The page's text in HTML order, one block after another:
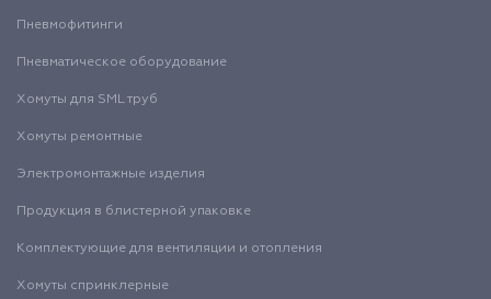
Пневмофитинги
Пневматическое оборудование
Хомуты для SML труб
Хомуты ремонтные
Электромонтажные изделия
Продукция в блистерной упаковке
Комплектующие для вентиляции и отопления
Хомуты спринклерные